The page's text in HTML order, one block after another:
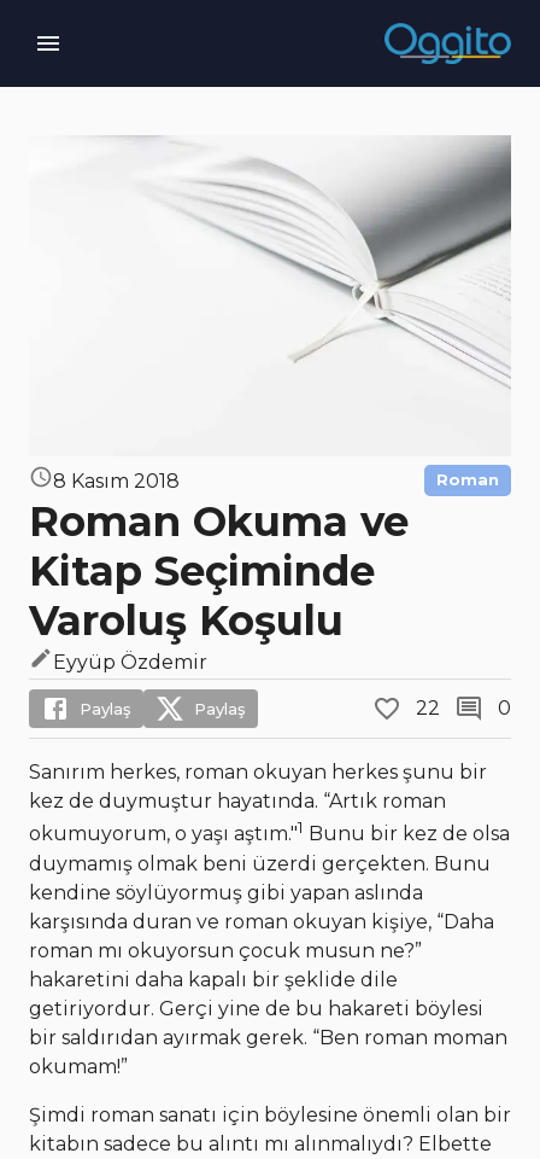
8 Kasım 2018 Roman
Roman Okuma ve
Kitap Seçiminde
Varoluş Koşulu
Eyyüp Özdemir
Paylaş Paylaş 22 0
Sanırım herkes, roman okuyan herkes şunu bir
kez de duymuştur hayatında. “Artık roman
okumuyorum, o yaşı aştım."1 Bunu bir kez de olsa
duymamış olmak beni üzerdi gerçekten. Bunu
kendine söylüyormuş gibi yapan aslında
karşısında duran ve roman okuyan kişiye, “Daha
roman mı okuyorsun çocuk musun ne?”
hakaretini daha kapalı bir şeklide dile
getiriyordur. Gerçi yine de bu hakareti böylesi
bir saldırıdan ayırmak gerek. “Ben roman moman
okumam!”
Şimdi roman sanatı için böylesine önemli olan bir
kitabın sadece bu alıntı mı alınmalıydı? Elbette